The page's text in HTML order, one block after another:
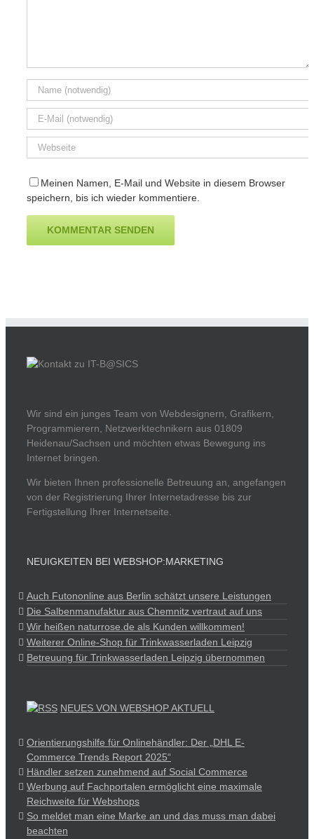
Meinen Namen, E-Mail und Website in diesem Browser
speichern, bis ich wieder kommentiere.
Wir sind ein junges Team von Webdesignern, Grafikern,
Programmierern, Netzwerktechnikern aus 01809
Heidenau/Sachsen und möchten etwas Bewegung ins
Internet bringen.
Wir bieten Ihnen professionelle Betreuung an, angefangen
von der Registrierung Ihrer Internetadresse bis zur
Fertigstellung Ihrer Internetseite.
NEUIGKEITEN BEI WEBSHOP:MARKETING
Auch Futononline aus Berlin schätzt unsere Leistungen
Die Salbenmanufaktur aus Chemnitz vertraut auf uns
Wir heißen naturrose.de als Kunden willkommen!
Weiterer Online-Shop für Trinkwasserladen Leipzig
Betreuung für Trinkwasserladen Leipzig übernommen
NEUES VON WEBSHOP AKTUELL
Orientierungshilfe für Onlinehändler: Der „DHL E-
Commerce Trends Report 2025“
Händler setzen zunehmend auf Social Commerce
Werbung auf Fachportalen ermöglicht eine maximale
Reichweite für Webshops
So meldet man eine Marke an und das muss man dabei
beachten